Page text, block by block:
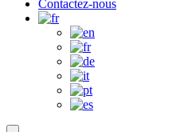
Contactez-nous